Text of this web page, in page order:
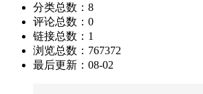
分类总数： 8
评论总数： 0
链接总数： 1
浏览总数： 767372
最后更新： 08-02